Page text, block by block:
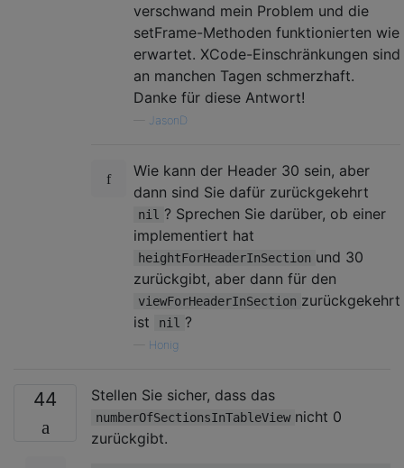
verschwand mein Problem und die
setFrame-Methoden funktionierten wie
erwartet. XCode-Einschränkungen sind
an manchen Tagen schmerzhaft.
Danke für diese Antwort!
JasonD
Wie kann der Header 30 sein, aber
dann sind Sie dafür zurückgekehrt
nil ? Sprechen Sie darüber, ob einer
implementiert hat
heightForHeaderInSection und 30
zurückgibt, aber dann für den
viewForHeaderInSection zurückgekehrt
ist
nil ?
Honig
44 Stellen Sie sicher, dass das
numberOfSectionsInTableView nicht 0
zurückgibt.